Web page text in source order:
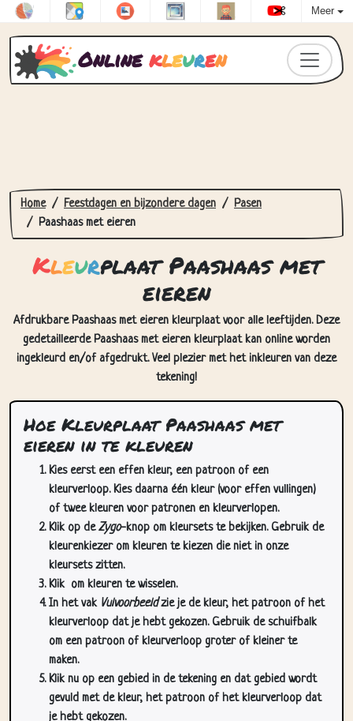
Meer
Online kleuren
Home Feestdagen en bijzondere dagen
Pasen
Paashaas met eieren
Kleurplaat Paashaas met
eieren
Afdrukbare Paashaas met eieren kleurplaat voor alle leeftijden. Deze
gedetailleerde Paashaas met eieren kleurplaat kan online worden
ingekleurd en/of afgedrukt. Veel plezier met het inkleuren van deze
tekening!
Hoe Kleurplaat Paashaas met
eieren in te kleuren
Kies eerst een effen kleur, een patroon of een
kleurverloop. Kies daarna één kleur (voor effen vullingen)
of twee kleuren voor patronen en kleurverlopen.
Klik op deZygo-knop om kleursets te bekijken. Gebruik de
kleurenkiezer om kleuren te kiezen die niet in onze
kleursets zitten.
Klik om kleuren te wisselen.
In het vak Vulvoorbeeldzie je de kleur, het patroon of het
kleurverloop dat je hebt gekozen. Gebruik de schuifbalk
om een patroon of kleurverloop groter of kleiner te
maken.
Klik nu op een gebied in de tekening en dat gebied wordt
gevuld met de kleur, het patroon of het kleurverloop dat
je hebt gekozen.